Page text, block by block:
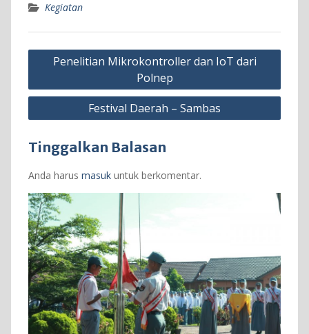
Kegiatan
Navigasi
Penelitian Mikrokontroller dan IoT dari
Polnep
Festival Daerah – Sambas
Tinggalkan Balasan
Anda harus masukuntuk berkomentar.